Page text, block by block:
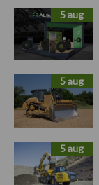
5 aug
5 aug
5 aug